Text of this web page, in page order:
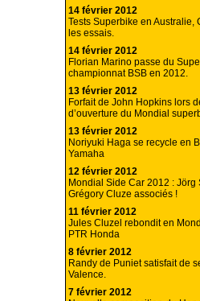
14 février 2012
Tests Superbike en Australie,
les essais.
14 février 2012
Florian Marino passe du
championnat BSB en 2012.
13 février 2012
Forfait de John Hopkins lors
d’ouverture du Mondial
13 février 2012
Noriyuki Haga se recycle en
Yamaha
12 février 2012
Mondial Side Car 2012 : Jörg
Grégory Cluze associés !
11 février 2012
Jules Cluzel rebondit en
PTR Honda
8 février 2012
Randy de Puniet satisfait de
Valence.
7 février 2012